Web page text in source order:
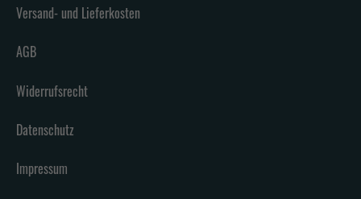
Versand- und Lieferkosten
AGB
Widerrufsrecht
Datenschutz
Impressum